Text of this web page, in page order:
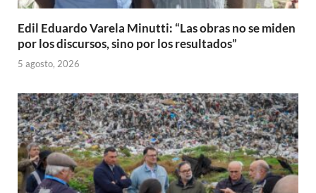
Edil Eduardo Varela Minutti: “Las obras no se miden
por los discursos, sino por los resultados”
5 agosto, 2026